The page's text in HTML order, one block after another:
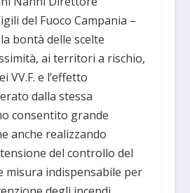
del Fuoco Campania –
bontà delle scelte
ai territori a rischio,
VV.F. e l’effetto
dalla stessa
consentito grande
anche realizzando
del controllo del
indispensabile per